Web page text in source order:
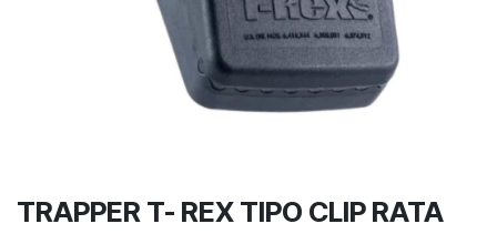
TRAPPER T- REX TIPO CLIP RATA